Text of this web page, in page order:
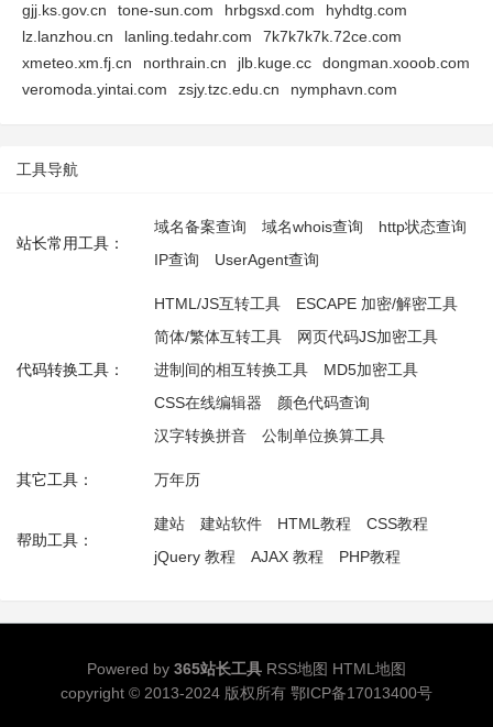
gjj.ks.gov.cn
tone-sun.com hrbgsxd.com
hyhdtg.com
lz.lanzhou.cn
lanling.tedahr.com
7k7k7k7k.72ce.com
xmeteo.xm.fj.cn
northrain.cn jlb.kuge.cc
dongman.xooob.com
veromoda.yintai.com
zsjy.tzc.edu.cn nymphavn.com
工具导航
站长常用工具：
域名备案查询 域名whois查询
http状态查询
IP查询
UserAgent查询
代码转换工具：
HTML/JS互转工具
ESCAPE 加密/解密工具
简体/繁体互转工具
网页代码JS加密工具
进制间的相互转换工具
MD5加密工具
CSS在线编辑器
颜色代码查询
汉字转换拼音
公制单位换算工具
其它工具： 万年历
帮助工具：
建站 建站软件 HTML教程
CSS教程
jQuery 教程
AJAX 教程 PHP教程
Powered by 365站长工具 RSS地图 HTML地图
copyright © 2013-2024 版权所有 鄂ICP备17013400号